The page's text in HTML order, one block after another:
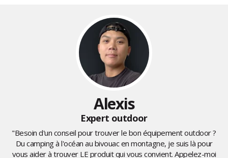
Alexis
Expert outdoor
"Besoin d'un conseil pour trouver le bon équipement outdoor ?
Du camping à l'océan au bivouac en montagne, je suis là pour
vous aider à trouver LE produit qui vous convient. Appelez-moi